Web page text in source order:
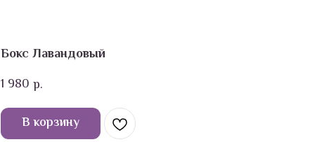
Бокс Лавандовый
1 980 р.
В корзину